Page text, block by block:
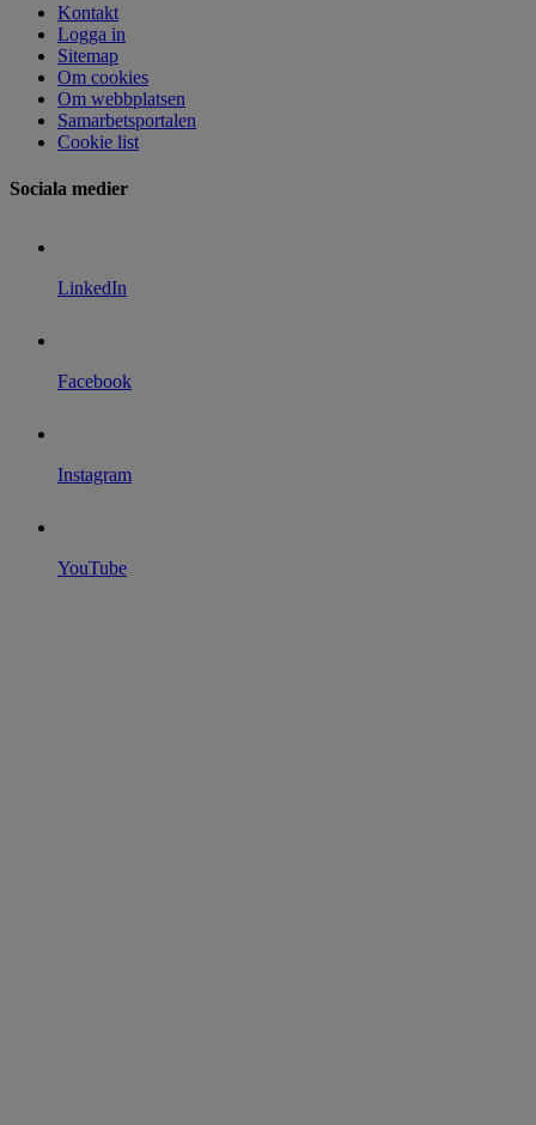
Kontakt
Logga in
Sitemap
Om cookies
Om webbplatsen
Samarbetsportalen
Cookie list
Sociala medier
LinkedIn
Facebook
Instagram
YouTube